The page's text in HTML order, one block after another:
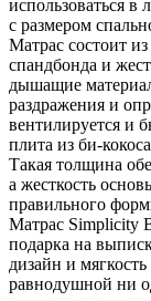
использоваться в
с размером
Матрас состоит
спандбонда и
дышащие
раздражения и
вентилируется и
плита из би-
Такая толщина
а жесткость
правильного
Матрас Simplicity
подарка на
дизайн и
равнодушной ни